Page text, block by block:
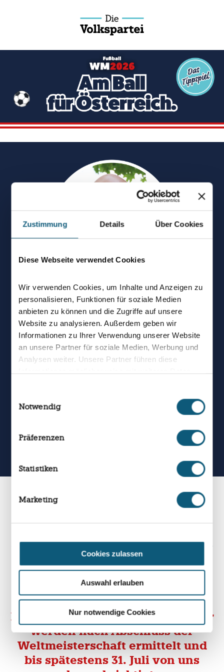
Zustimmung Details Über Cookies
Diese Webseite verwendet Cookies
Wir verwenden Cookies, um Inhalte und Anzeigen zu
personalisieren, Funktionen für soziale Medien
anbieten zu können und die Zugriffe auf unsere
Website zu analysieren. Außerdem geben wir
Informationen zu Ihrer Verwendung unserer Website
an unsere Partner für soziale Medien, Werbung und
Analysen weiter. Unsere Partner führen diese
gesammelt haben.
Notwendig
Präferenzen
Statistiken
Marketing
Cookies zulassen
Auswahl erlauben
Nur notwendige Cookies
Ganz Österreich fiebert
mit, wenn unser Team bei
der Fußball-WM alles gibt.
Wir drücken die Daumen
rot-weiß-rote
Christian Stocker
Bundeskanzler und Bundesparteiobmann der
abgeschlossen. Wir bedanken uns
herzlich bei allen für ihre
Teilnahme und wünschen viel
Glück bei der Auslosung.
Die Gewinnerinnen und Gewinner
werden nach Abschluss der
Weltmeisterschaft ermittelt und
bis spätestens 31. Juli von uns